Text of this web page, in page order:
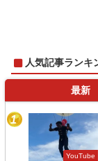
人気記事ランキ
最新
1
YouTube